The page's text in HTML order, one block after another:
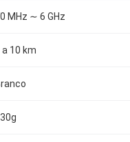
MHz ∼ 6 GHz
a 10 km